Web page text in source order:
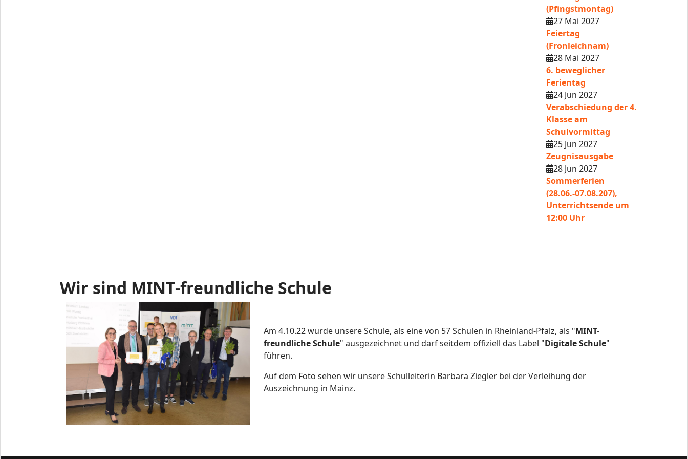
(Pfingstmontag)
27 Mai 2027
Feiertag
(Fronleichnam)
28 Mai 2027
6. beweglicher
Ferientag
24 Jun 2027
Verabschiedung der 4.
Klasse am
Schulvormittag
25 Jun 2027
Zeugnisausgabe
28 Jun 2027
Sommerferien
(28.06.-07.08.207),
Unterrichtsende um
12:00 Uhr
Wir sind MINT-freundliche Schule
Am 4.10.22 wurde unsere Schule, als eine von 57 Schulen in Rheinland-Pfalz, als "MINT-
freundliche Schule" ausgezeichnet und darf seitdem offiziell das Label "Digitale Schule"
führen.
Auf dem Foto sehen wir unsere Schulleiterin Barbara Ziegler bei der Verleihung der
Auszeichnung in Mainz.